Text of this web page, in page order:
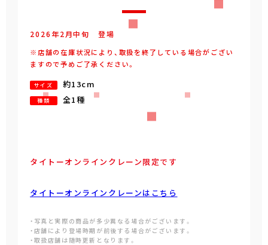
2026年2月中旬 登場
※店舗の在庫状況により、取扱を終了している場合がござい
ますので予めご了承ください。
サイズ 約13cm
種類 全1種
タイトーオンラインクレーン限定です
タイトーオンラインクレーンはこちら
・写真と実際の商品が多少異なる場合がございます。
・店舗により登場時期が前後する場合がございます。
・取扱店舗は随時更新となります。